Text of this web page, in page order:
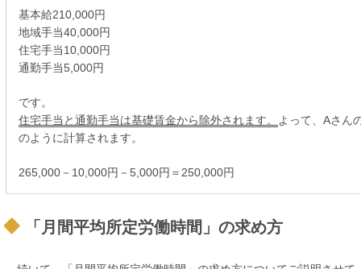
基本給210,000円
地域手当40,000円
住宅手当10,000円
通勤手当5,000円
です。
住宅手当と通勤手当は基礎賃金から除外されます。 よって、Aさん
のように計算されます。
265,000－10,000円－5,000円＝250,000円
「月間平均所定労働時間」の求め方